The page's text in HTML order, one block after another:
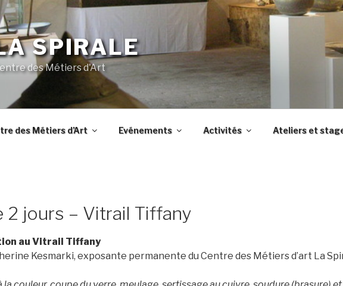
SPIRALE
des Métiers d'Art
des Métiers d’Art Evénements Activités Ateliers et
2 jours – Vitrail Tiffany
au Vitrail Tiffany
Kesmarki, exposante permanente du Centre des Métiers d’art La